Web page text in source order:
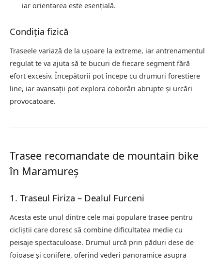
iar orientarea este esențială.
Condiția fizică
Traseele variază de la ușoare la extreme, iar antrenamentul
regulat te va ajuta să te bucuri de fiecare segment fără
efort excesiv. Începătorii pot începe cu drumuri forestiere
line, iar avansații pot explora coborâri abrupte și urcări
provocatoare.
Trasee recomandate de mountain bike
în Maramureș
1. Traseul Firiza – Dealul Furceni
Acesta este unul dintre cele mai populare trasee pentru
cicliștii care doresc să combine dificultatea medie cu
peisaje spectaculoase. Drumul urcă prin păduri dese de
foioase și conifere, oferind vederi panoramice asupra